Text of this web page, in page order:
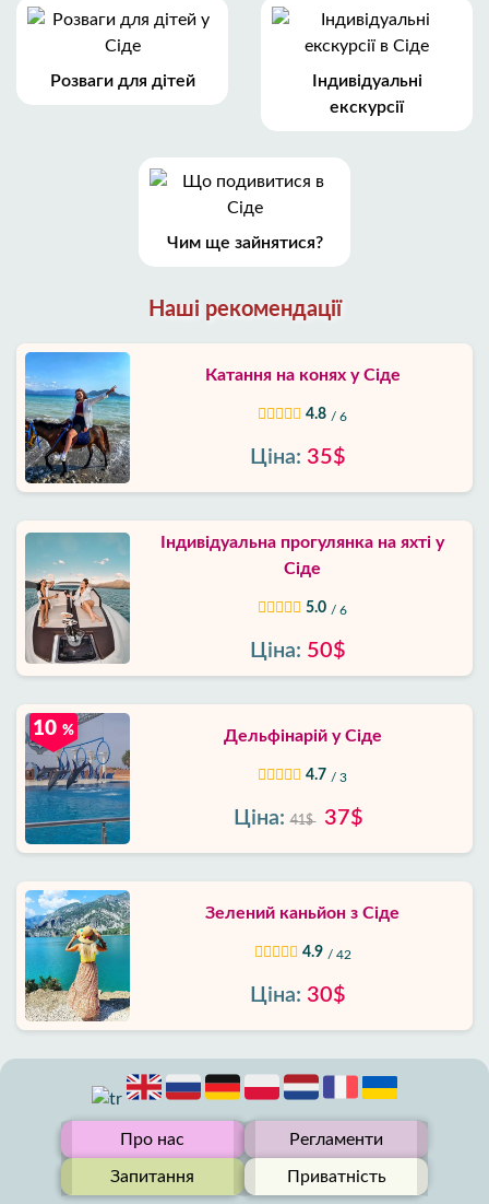
Розваги для дітей
Індивідуальні
екскурсії
Чим ще зайнятися?
Наші рекомендації
Катання на конях у Сіде
4.8 / 6
Ціна: 35$
Індивідуальна прогулянка на яхті у
Сіде
5.0 / 6
Ціна: 50$
10 % Дельфінарій у Сіде
4.7 / 3
Ціна: 41$ 37$
Зелений каньйон з Сіде
4.9 / 42
Ціна: 30$
Про нас Регламенти
Запитання Приватність